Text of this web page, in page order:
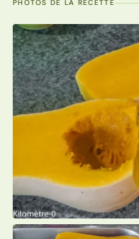
PHOTOS DE LA RECETTE